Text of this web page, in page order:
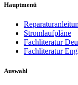
Hauptmenü
Stromlaufpläne
Fachliteratur
Fachliteratur
Auswahl